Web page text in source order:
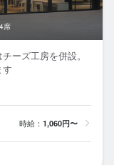
席
ーズ工房を併設。
時給： 1,060円〜